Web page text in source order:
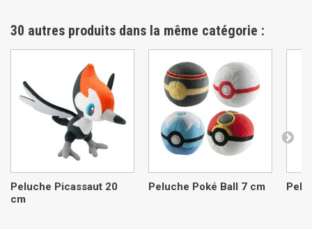
30 autres produits dans la même catégorie :
Peluche Picassaut 20
cm
Peluche Poké Ball 7 cm